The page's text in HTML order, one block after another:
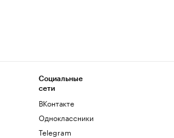
Социальные
сети
ВКонтакте
Одноклассники
Telegram